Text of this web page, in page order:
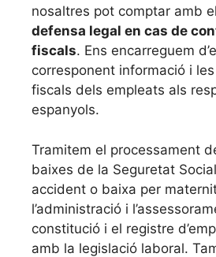
nosaltres pot comptar amb
defensa legal en cas de
fiscals. Ens encarreguem
corresponent informació i
fiscals dels empleats als
espanyols.
Tramitem el processament
baixes de la Seguretat
accident o baixa per
l’administració i
constitució i el registre
amb la legislació laboral.